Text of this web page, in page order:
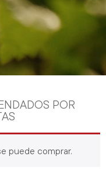
POR
puede comprar.